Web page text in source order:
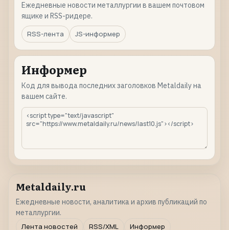
Ежедневные новости металлургии в вашем почтовом
ящике и RSS-ридере.
RSS-лента
JS-информер
Информер
Код для вывода последних заголовков Metaldaily на
вашем сайте.
Metaldaily.ru
Ежедневные новости, аналитика и архив публикаций по
металлургии.
Лента новостей
RSS/XML Информер